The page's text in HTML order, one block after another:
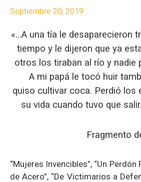
Septiembre 20, 2019
«…A una tía le desaparecieron
tiempo y le dijeron que ya
otros los tiraban al río y nadie
A mi papá le tocó huir
quiso cultivar coca. Perdió los
su vida cuando tuvo que
Fragmento
“Mujeres Invencibles”, “Un Perdón
de Acero”, “De Victimarios a